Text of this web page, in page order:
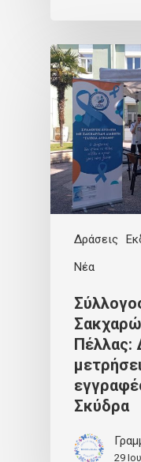
Δράσεις
Νέα
Πέλλας:
Σκύδρα
29